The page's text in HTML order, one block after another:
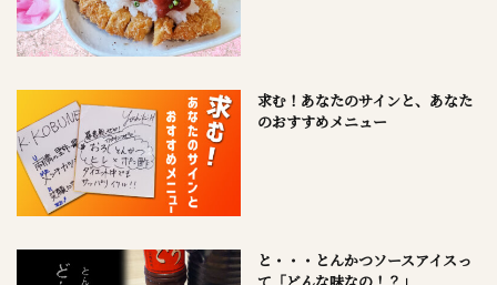
求む！あなたのサインと、あなた
のおすすめメニュー
と・・・とんかつソースアイスっ
て「どんな味なの！？」